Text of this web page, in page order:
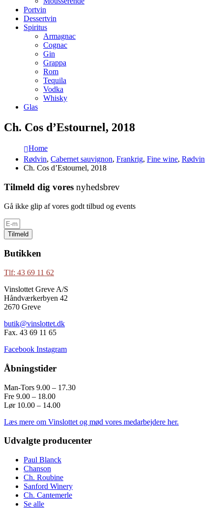
Portvin
Dessertvin
Spiritus
Armagnac
Cognac
Gin
Grappa
Rom
Tequila
Vodka
Whisky
Glas
Ch. Cos d’Estournel, 2018
Home
Rødvin, Cabernet sauvignon, Frankrig, Fine wine, Rødvin
Ch. Cos d’Estournel, 2018
Tilmeld dig vores nyhedsbrev
Gå ikke glip af vores godt tilbud og events
Tilmeld
Butikken
Tlf: 43 69 11 62
Vinslottet Greve A/S
Håndværkerbyen 42
2670 Greve
butik@vinslottet.dk
Fax. 43 69 11 65
Facebook Instagram
Åbningstider
Man-Tors 9.00 – 17.30
Fre 9.00 – 18.00
Lør 10.00 – 14.00
Læs mere om Vinslottet og mød vores medarbejdere her.
Udvalgte producenter
Paul Blanck
Chanson
Ch. Roubine
Sanford Winery
Ch. Cantemerle
Se alle